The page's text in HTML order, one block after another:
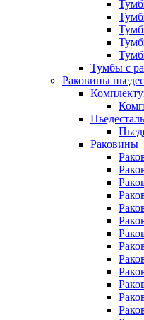
Тумбы с
Раковины
Раковины